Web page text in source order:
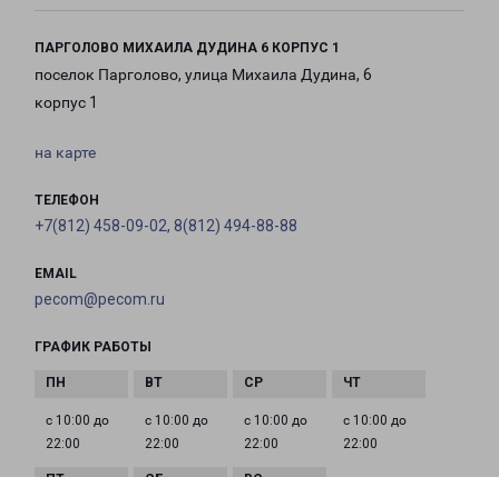
ПАРГОЛОВО МИХАИЛА ДУДИНА 6 КОРПУС 1
поселок Парголово, улица Михаила Дудина, 6
корпус 1
на карте
ТЕЛЕФОН
+7(812) 458-09-02, 8(812) 494-88-88
EMAIL
pecom@pecom.ru
ГРАФИК РАБОТЫ
с 10:00 до
22:00
с 10:00 до
22:00
с 10:00 до
22:00
с 10:00 до
22:00